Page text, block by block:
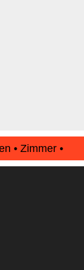
• Zimmer •